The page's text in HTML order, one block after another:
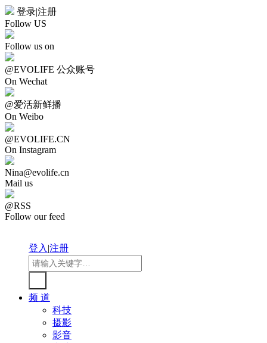
登录|注册
Follow US
Follow us on
@EVOLIFE 公众账号
On Wechat
@爱活新鲜播
On Weibo
@EVOLIFE.CN
On Instagram
Nina@evolife.cn
Mail us
@RSS
Follow our feed
登入|注册
频 道
科技
摄影
影音